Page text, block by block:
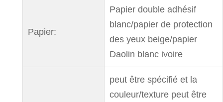
Papier:
Papier double adhésif
blanc/papier de protection
des yeux beige/papier
Daolin blanc ivoire
peut être spécifié et la
couleur/texture peut être